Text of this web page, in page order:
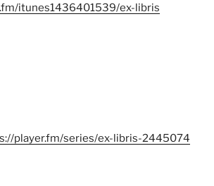
itunes1436401539/ex-libris
player.fm/series/ex-libris-2445074